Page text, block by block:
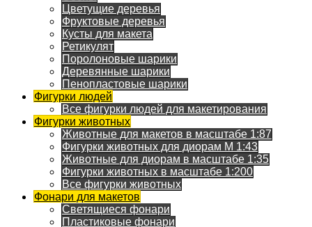
Цветущие деревья
Фруктовые деревья
Кусты для макета
Ретикулят
Поролоновые шарики
Деревянные шарики
Пенопластовые шарики
Фигурки людей
Все фигурки людей для макетирования
Фигурки животных
Животные для макетов в масштабе 1:87
Фигурки животных для диорам М 1:43
Животные для диорам в масштабе 1:35
Фигурки животных в масштабе 1:200
Все фигурки животных
Фонари для макетов
Светящиеся фонари
Пластиковые фонари